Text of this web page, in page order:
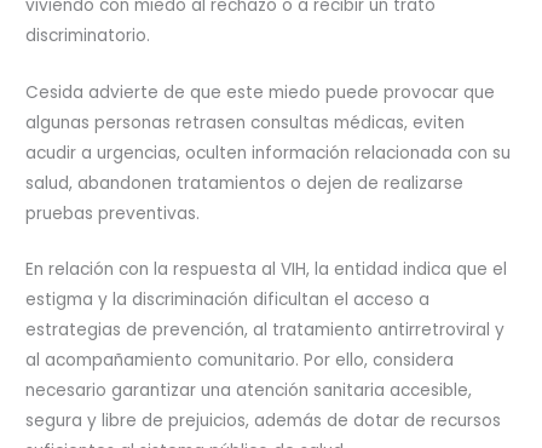
viviendo con miedo al rechazo o a recibir un trato
discriminatorio.
Cesida advierte de que este miedo puede provocar que
algunas personas retrasen consultas médicas, eviten
acudir a urgencias, oculten información relacionada con su
salud, abandonen tratamientos o dejen de realizarse
pruebas preventivas.
En relación con la respuesta al VIH, la entidad indica que el
estigma y la discriminación dificultan el acceso a
estrategias de prevención, al tratamiento antirretroviral y
al acompañamiento comunitario. Por ello, considera
necesario garantizar una atención sanitaria accesible,
segura y libre de prejuicios, además de dotar de recursos